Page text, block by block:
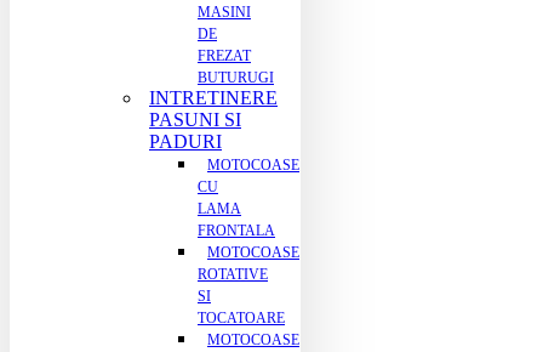
MASINI
DE
FREZAT
BUTURUGI
INTRETINERE
PASUNI SI
PADURI
MOTOCOASE
CU
LAMA
FRONTALA
MOTOCOASE
ROTATIVE
SI
TOCATOARE
MOTOCOASE